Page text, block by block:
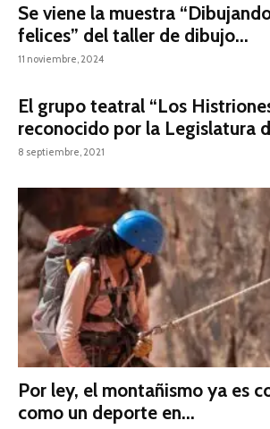
Se viene la muestra
felices” del taller de dibujo...
11 noviembre, 2024
El grupo teatral “Los
reconocido por la Legislatura
8 septiembre, 2021
Por ley, el montañismo ya es
como un deporte en...